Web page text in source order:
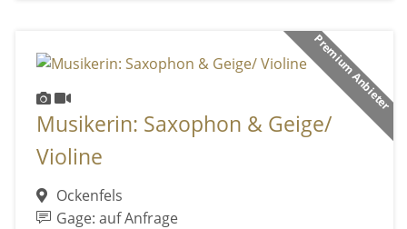
Premium Anbieter
Musikerin: Saxophon & Geige/
Violine
Ockenfels
Gage: auf Anfrage